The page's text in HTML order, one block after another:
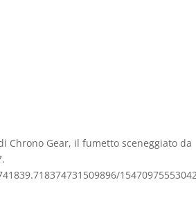
Chrono Gear, il fumetto sceneggiato da